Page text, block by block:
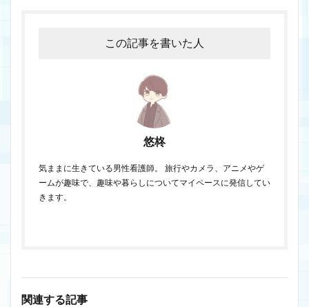
この記事を書いた人
悠柊
気ままに生きている男性看護師。 旅行やカメラ、アニメやゲ
ームが趣味で、趣味や暮らしについてマイペースに発信してい
きます。
関連する記事